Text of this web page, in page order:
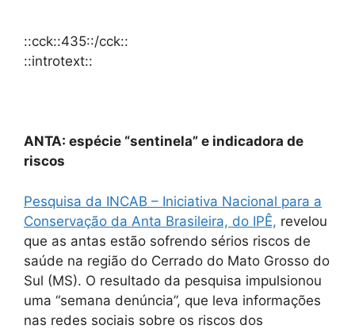
::cck::435::/cck::
::introtext::
ANTA: espécie “sentinela” e indicadora de
riscos
Pesquisa da INCAB – Iniciativa Nacional para a
Conservação da Anta Brasileira, do IPÊ, revelou
que as antas estão sofrendo sérios riscos de
saúde na região do Cerrado do Mato Grosso do
Sul (MS). O resultado da pesquisa impulsionou
uma “semana denúncia”, que leva informações
nas redes sociais sobre os riscos dos